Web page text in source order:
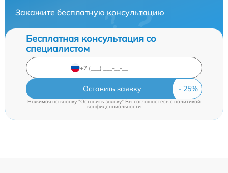
Закажите бесплатную консультацию
Бесплатная консультация со
специалистом
Оставить заявку
Нажимая на кнопку "Оставить заявку" Вы соглашаетесь cполитикой
конфиденциальности